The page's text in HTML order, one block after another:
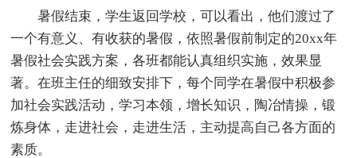
暑假结束，学生返回学校，可以看出，他们渡过了
一个有意义、有收获的暑假，依照暑假前制定的20xx年
暑假社会实践方案，各班都能认真组织实施，效果显
著。在班主任的细致安排下，每个同学在暑假中积极参
加社会实践活动，学习本领，增长知识，陶冶情操，锻
炼身体，走进社会，走进生活，主动提高自己各方面的
素质。